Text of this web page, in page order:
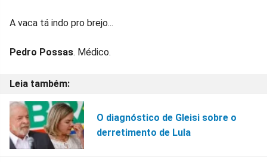
A vaca tá indo pro brejo...
Pedro Possas. Médico.
O diagnóstico de Gleisi sobre o
derretimento de Lula